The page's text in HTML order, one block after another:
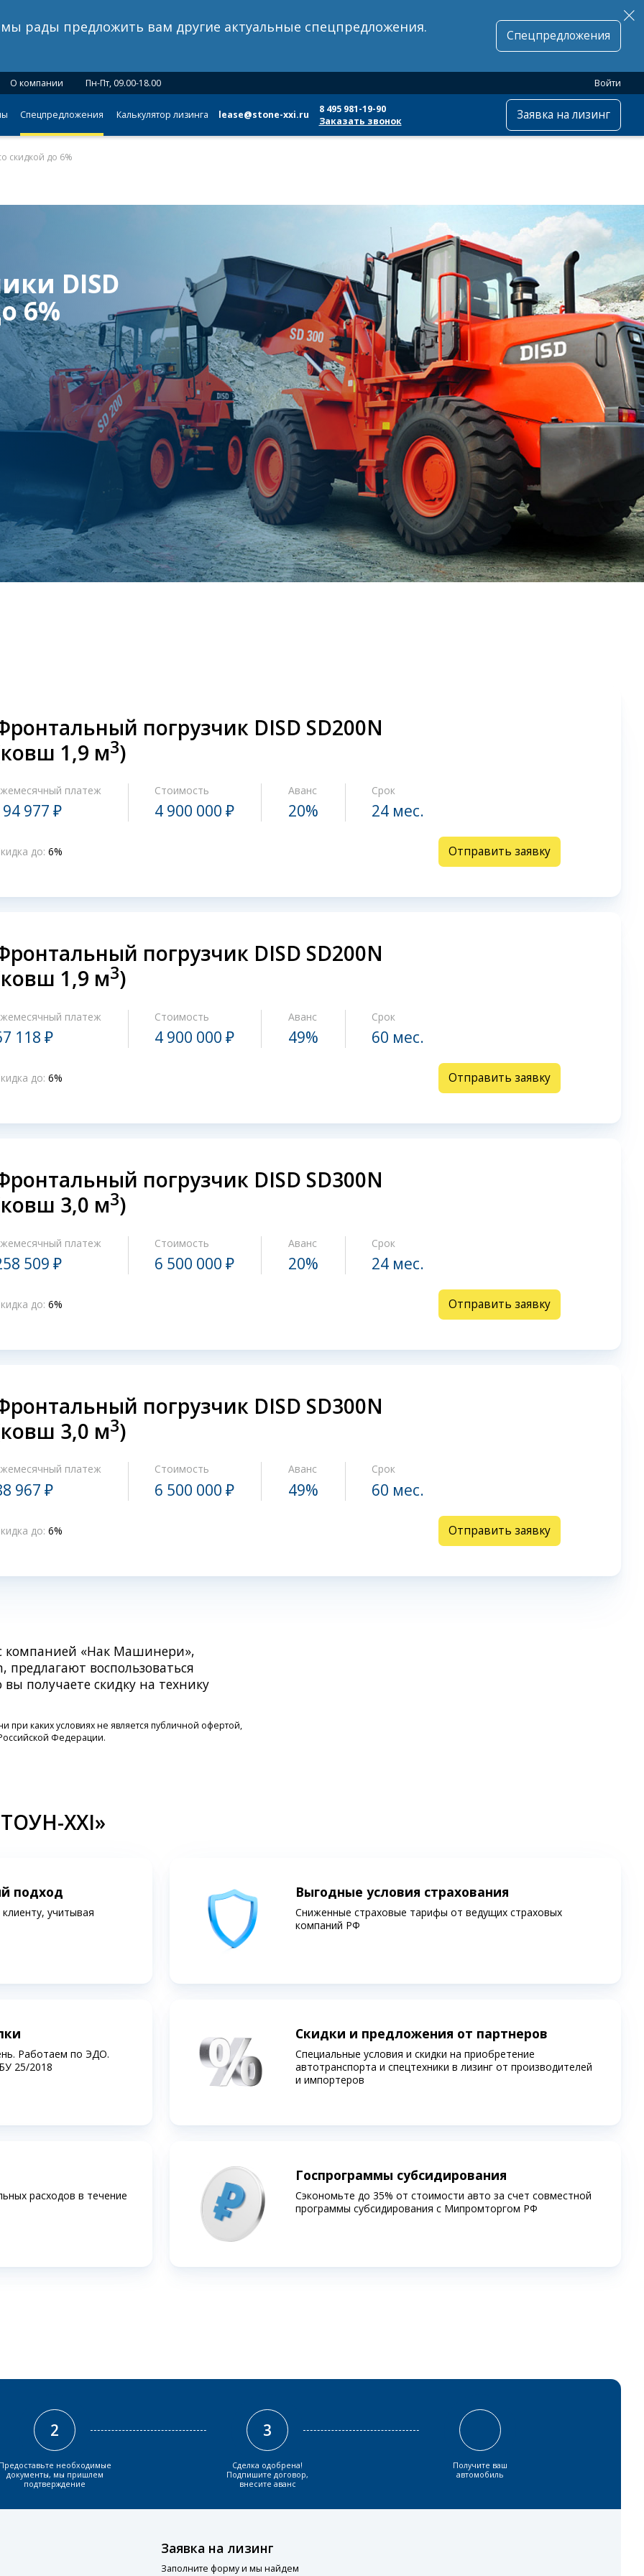
рады предложить вам другие актуальные спецпредложения.
Спецпредложения
О компании Пн-Пт, 09.00-18.00 Войти
Спецпредложения Калькулятор лизинга lease@stone-xxi.ru
8 495 981-19-90
Заказать звонок
Заявка на лизинг
скидкой до 6%
DISD
6%
погрузчик DISD SD200N
1,9 м3)
платеж
977 ₽
Стоимость
4 900 000 ₽
Аванс
20%
Срок
24 мес.
до: 6% Отправить заявку
погрузчик DISD SD200N
1,9 м3)
платеж
118 ₽
Стоимость
4 900 000 ₽
Аванс
49%
Срок
60 мес.
до: 6% Отправить заявку
погрузчик DISD SD300N
3,0 м3)
платеж
509 ₽
Стоимость
6 500 000 ₽
Аванс
20%
Срок
24 мес.
до: 6% Отправить заявку
погрузчик DISD SD300N
3,0 м3)
платеж
967 ₽
Стоимость
6 500 000 ₽
Аванс
49%
Срок
60 мес.
до: 6% Отправить заявку
компанией «Нак Машинери»,
воспользоваться
получаете скидку на технику
каких условиях не является публичной офертой,
Федерации.
XXI»
подход
учитывая
Работаем по ЭДО.
25/2018
расходов в течение
Выгодные условия страхования
Сниженные страховые тарифы от ведущих страховых
компаний РФ
Скидки и предложения от партнеров
Специальные условия и скидки на приобретение
автотранспорта и спецтехники в лизинг от производителей
и импортеров
Госпрограммы субсидирования
Сэкономьте до 35% от стоимости авто за счет совместной
программы субсидирования c Мипромторгом РФ
2
необходимые
документы, мы пришлем
подтверждение
3
Сделка одобрена!
Подпишите договор,
внесите аванс
Получите ваш
автомобиль
Заявка на лизинг
Заполните форму и мы найдем